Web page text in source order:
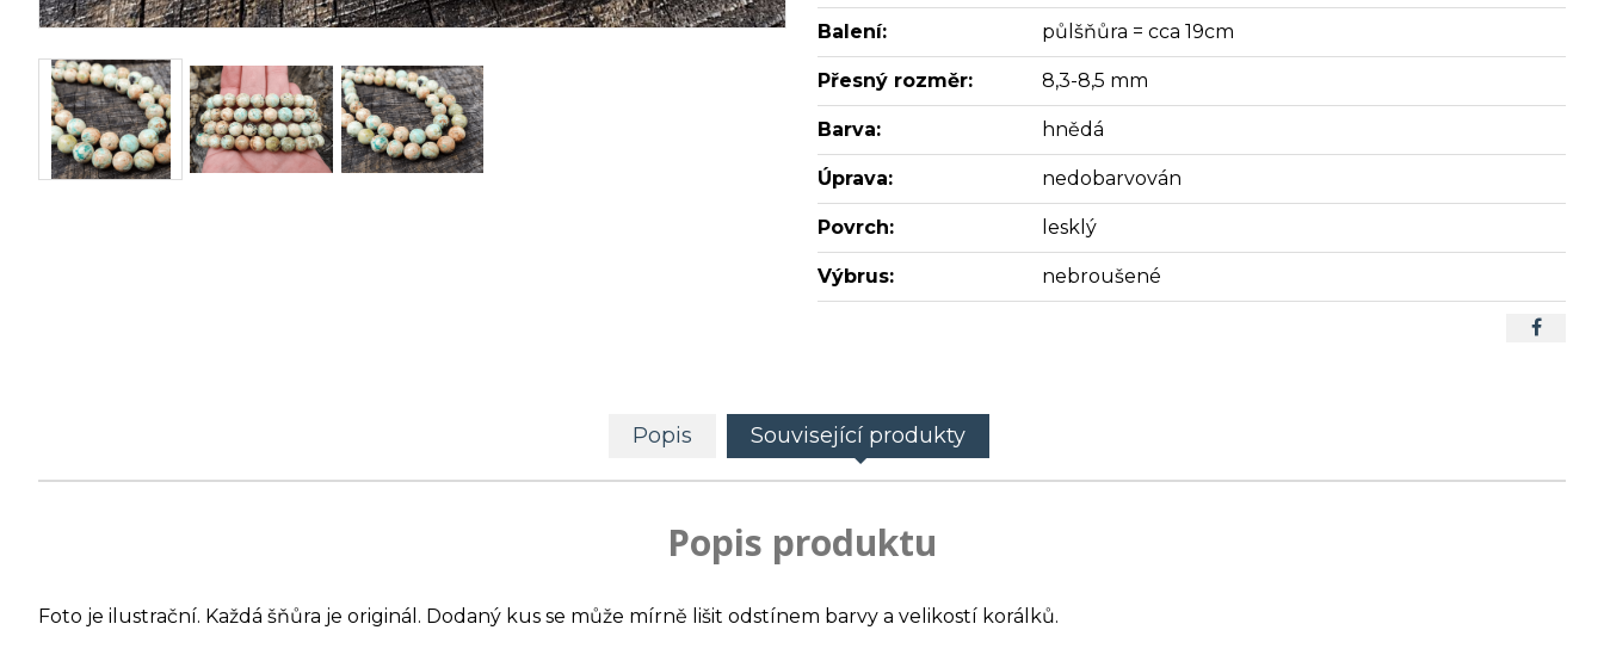
Balení: půlšňůra = cca 19cm
Přesný rozměr: 8,3-8,5 mm
Barva: hnědá
Úprava: nedobarvován
Povrch: lesklý
Výbrus: nebroušené
Popis Související produkty
Popis produktu
Foto je ilustrační. Každá šňůra je originál. Dodaný kus se může mírně lišit odstínem barvy a velikostí korálků.